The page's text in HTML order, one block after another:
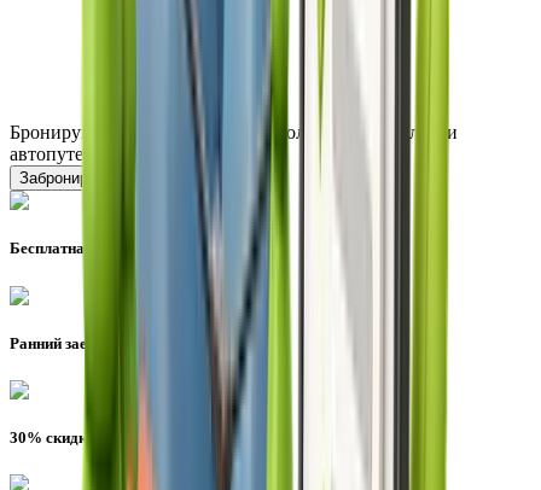
Бронируйте отель на Курорте и получите привилегии
автопутешественника
Забронировать
Бесплатная парковка везде
Ранний заезд или поздний выезд
30% скидка на спа